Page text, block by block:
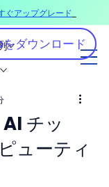
ダウンロード
チッ
ューティ
ぐアップグレード